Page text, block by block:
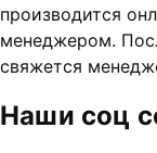
производится
менеджером.
свяжется
Наши соц